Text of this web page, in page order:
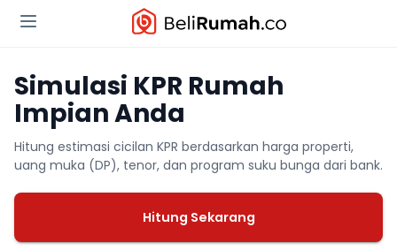
Simulasi KPR Rumah
Impian Anda
Hitung estimasi cicilan KPR berdasarkan harga properti,
uang muka (DP), tenor, dan program suku bunga dari bank.
Hitung Sekarang